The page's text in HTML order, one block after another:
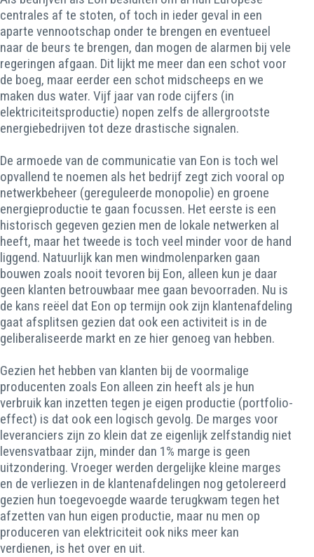
centrales af te stoten, of toch in ieder geval in een
aparte vennootschap onder te brengen en eventueel
naar de beurs te brengen, dan mogen de alarmen bij vele
regeringen afgaan. Dit lijkt me meer dan een schot voor
de boeg, maar eerder een schot midscheeps en we
maken dus water. Vijf jaar van rode cijfers (in
elektriciteitsproductie) nopen zelfs de allergrootste
energiebedrijven tot deze drastische signalen.
De armoede van de communicatie van Eon is toch wel
opvallend te noemen als het bedrijf zegt zich vooral op
netwerkbeheer (gereguleerde monopolie) en groene
energieproductie te gaan focussen. Het eerste is een
historisch gegeven gezien men de lokale netwerken al
heeft, maar het tweede is toch veel minder voor de hand
liggend. Natuurlijk kan men windmolenparken gaan
bouwen zoals nooit tevoren bij Eon, alleen kun je daar
geen klanten betrouwbaar mee gaan bevoorraden. Nu is
de kans reëel dat Eon op termijn ook zijn klantenafdeling
gaat afsplitsen gezien dat ook een activiteit is in de
geliberaliseerde markt en ze hier genoeg van hebben.
Gezien het hebben van klanten bij de voormalige
producenten zoals Eon alleen zin heeft als je hun
verbruik kan inzetten tegen je eigen productie (portfolio-
effect) is dat ook een logisch gevolg. De marges voor
leveranciers zijn zo klein dat ze eigenlijk zelfstandig niet
levensvatbaar zijn, minder dan 1% marge is geen
uitzondering. Vroeger werden dergelijke kleine marges
en de verliezen in de klantenafdelingen nog getolereerd
gezien hun toegevoegde waarde terugkwam tegen het
afzetten van hun eigen productie, maar nu men op
produceren van elektriciteit ook niks meer kan
verdienen, is het over en uit.